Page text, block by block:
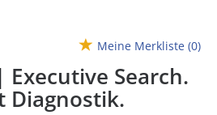
Meine Merkliste (0)
Executive Search.
Diagnostik.